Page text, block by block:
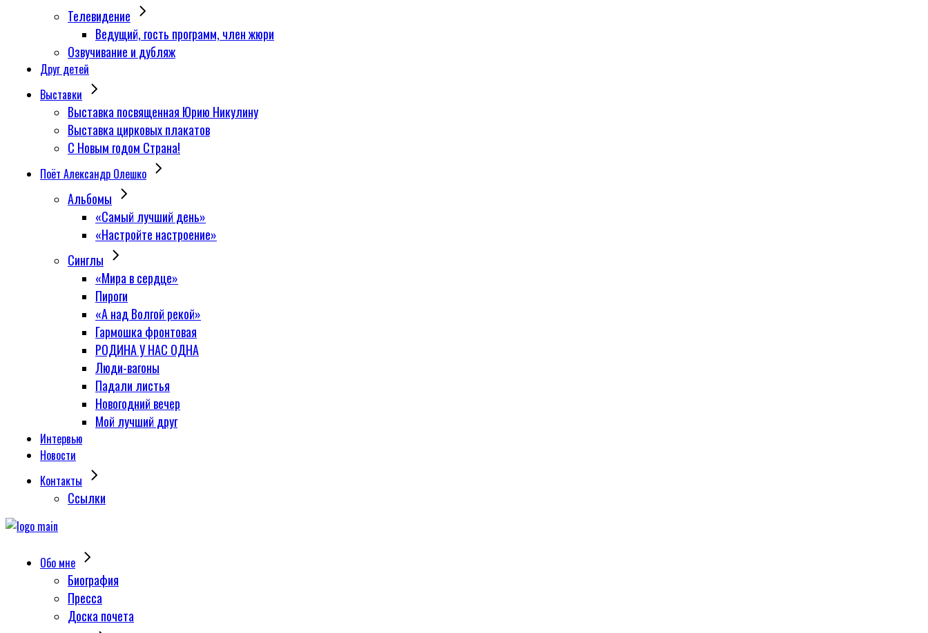
Телевидение
Ведущий, гость программ, член жюри
Озвучивание и дубляж
Друг детей
Выставки
Выставка посвященная Юрию Никулину
Выставка цирковых плакатов
С Новым годом Страна!
Поёт Александр Олешко
Альбомы
«Самый лучший день»
«Настройте настроение»
Синглы
«Мира в сердце»
Пироги
«А над Волгой рекой»
Гармошка фронтовая
РОДИНА У НАС ОДНА
Люди-вагоны
Падали листья
Новогодний вечер
Мой лучший друг
Интервью
Новости
Контакты
Сcылки
Обо мне
Биография
Пресса
Доска почета